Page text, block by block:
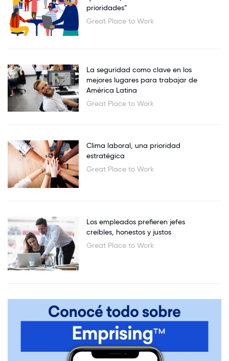
prioridades”
Great Place to Work
La seguridad como clave en los
mejores lugares para trabajar de
América Latina
Great Place to Work
Clima laboral, una prioridad
estratégica
Great Place to Work
Los empleados prefieren jefes
creíbles, honestos y justos
Great Place to Work